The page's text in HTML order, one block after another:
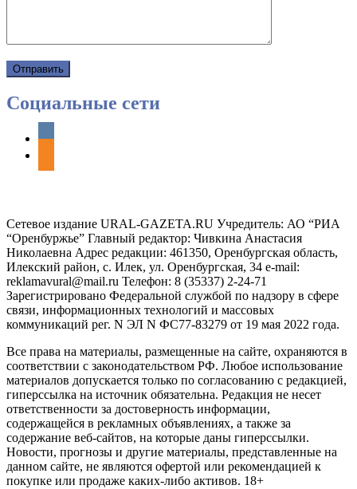
Социальные сети
vkontakte
Сетевое издание URAL-GAZETA.RU Учредитель: АО “РИА
“Оренбуржье” Главный редактор: Чивкина Анастасия
Николаевна Адрес редакции: 461350, Оренбургская область,
Илекский район, с. Илек, ул. Оренбургская, 34 e-mail:
reklamavural@mail.ru Телефон: 8 (35337) 2-24-71
Зарегистрировано Федеральной службой по надзору в сфере
связи, информационных технологий и массовых
коммуникаций рег. N ЭЛ N ФС77-83279 от 19 мая 2022 года.
Все права на материалы, размещенные на сайте, охраняются в
соответствии с законодательством РФ. Любое использование
материалов допускается только по согласованию с редакцией,
гиперссылка на источник обязательна. Редакция не несет
ответственности за достоверность информации,
содержащейся в рекламных объявлениях, а также за
содержание веб-сайтов, на которые даны гиперссылки.
Новости, прогнозы и другие материалы, представленные на
данном сайте, не являются офертой или рекомендацией к
покупке или продаже каких-либо активов. 18+